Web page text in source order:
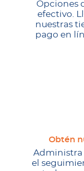
Opciones
efectivo.
nuestras
pago en
Obtén
Administra
el